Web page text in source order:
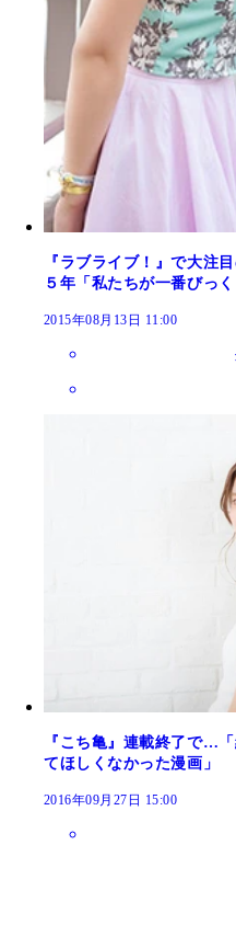
『ラブライブ！』で大注
５年「私たちが一番びっく
2015年08月13日 11:00
『こち亀』連載終了で…
てほしくなかった漫画」
2016年09月27日 15:00